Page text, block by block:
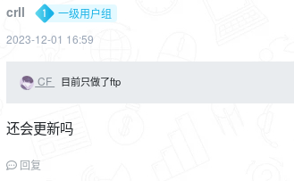
crll
一级用户组
2023-12-01 16:59
CF 目前只做了ftp
还会更新吗
回复